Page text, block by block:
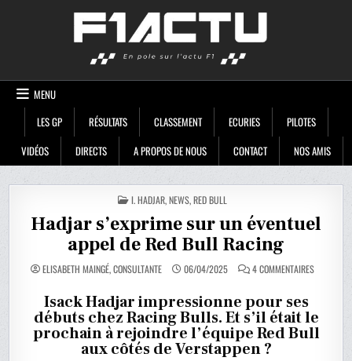
MENU
LES GP
RÉSULTATS CLASSEMENT ECURIES
PILOTES
VIDÉOS
DIRECTS A PROPOS DE NOUS CONTACT NOS AMIS
POSTED
IN
I. HADJAR,NEWS,RED BULL
Hadjar s’exprime sur un éventuel
appel de Red Bull Racing
ELISABETH MAINGÉ, CONSULTANTE 06/04/2025 4 COMMENTAIRESSUR
HADJAR
ÉVENTUEL
APPEL
Isack Hadjar impressionne pour ses
débuts chez Racing Bulls. Et s’il était le
prochain à rejoindre l’équipe Red Bull
aux côtés de Verstappen ?